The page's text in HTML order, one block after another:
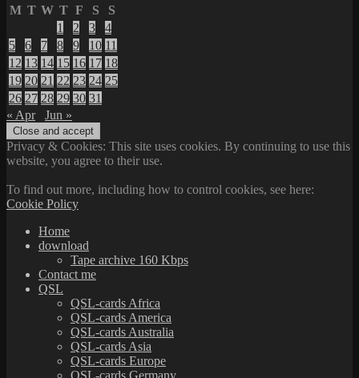
M T W T F S
S
1
2 3
4
5
6 7 8 9 10 11
12 13 14 15 16 17 18
19 20 21 22 23 24 25
26 27 28 29 30 31
« Apr
Jun »
Privacy & Cookies: This site uses cookies. By continuing to use this
website, you agree to their use.
To find out more, including how to control cookies, see here:
Cookie Policy
Home
download
Tape archive 160 Kbps
Contact me
QSL
QSL-cards Africa
QSL-cards America
QSL-cards Australia
QSL-cards Asia
QSL-cards Europe
QSL-cards Germany